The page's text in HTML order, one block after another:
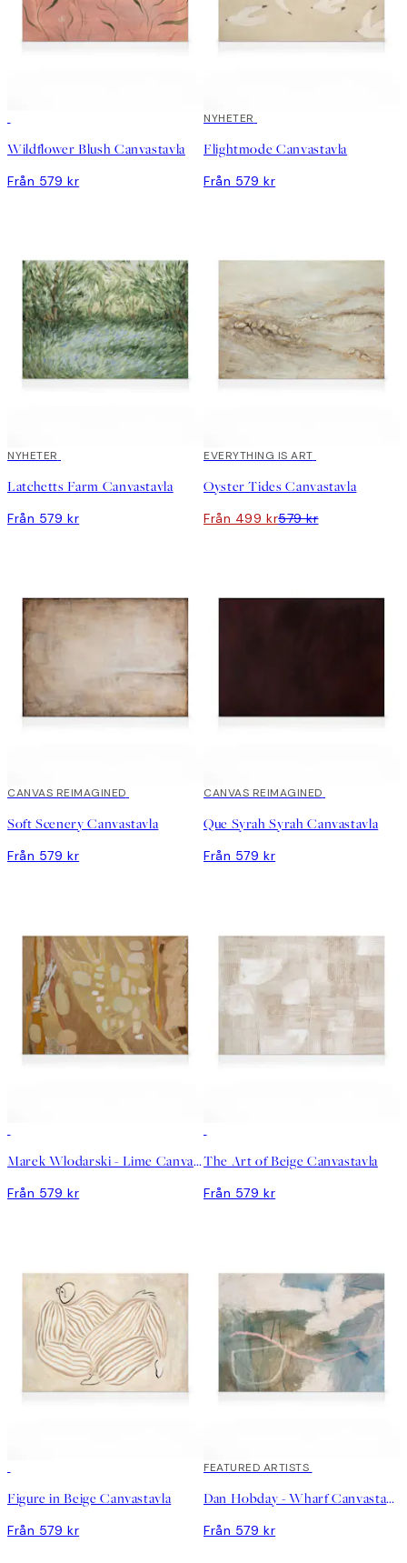
Wildflower Blush Canvastavla
Från 579 kr
NYHETER
Flightmode Canvastavla
Från 579 kr
NYHETER
Latchetts Farm Canvastavla
Från 579 kr
DEAL
EVERYTHING IS ART
Oyster Tides Canvastavla
Från 499 kr579 kr
CANVAS REIMAGINED
Soft Scenery Canvastavla
Från 579 kr
CANVAS REIMAGINED
Que Syrah Syrah Canvastavla
Från 579 kr
Marek Włodarski - Lime Canvastavla
Från 579 kr
The Art of Beige Canvastavla
Från 579 kr
Figure in Beige Canvastavla
Från 579 kr
FEATURED ARTISTS
Dan Hobday - Wharf Canvastavla
Från 579 kr